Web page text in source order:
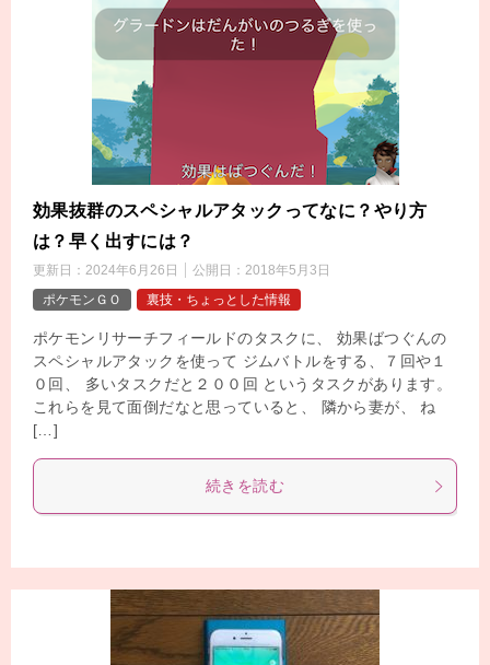
効果抜群のスペシャルアタックってなに？やり方
は？早く出すには？
更新日： 2024年6月26日 公開日： 2018年5月3日
ポケモンＧＯ
裏技・ちょっとした情報
ポケモンリサーチフィールドのタスクに、 効果ばつぐんの
スペシャルアタックを使って ジムバトルをする、７回や１
０回、 多いタスクだと２００回 というタスクがあります。
これらを見て面倒だなと思っていると、 隣から妻が、 ね
[…]
続きを読む